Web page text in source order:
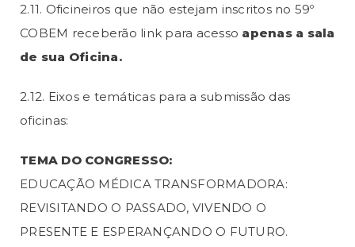
2.11. Oficineiros que não estejam inscritos no 59º
COBEM receberão link para acesso apenas a sala
de sua Oficina.
2.12. Eixos e temáticas para a submissão das
oficinas:
TEMA DO CONGRESSO:
EDUCAÇÃO MÉDICA TRANSFORMADORA:
REVISITANDO O PASSADO, VIVENDO O
PRESENTE E ESPERANÇANDO O FUTURO.